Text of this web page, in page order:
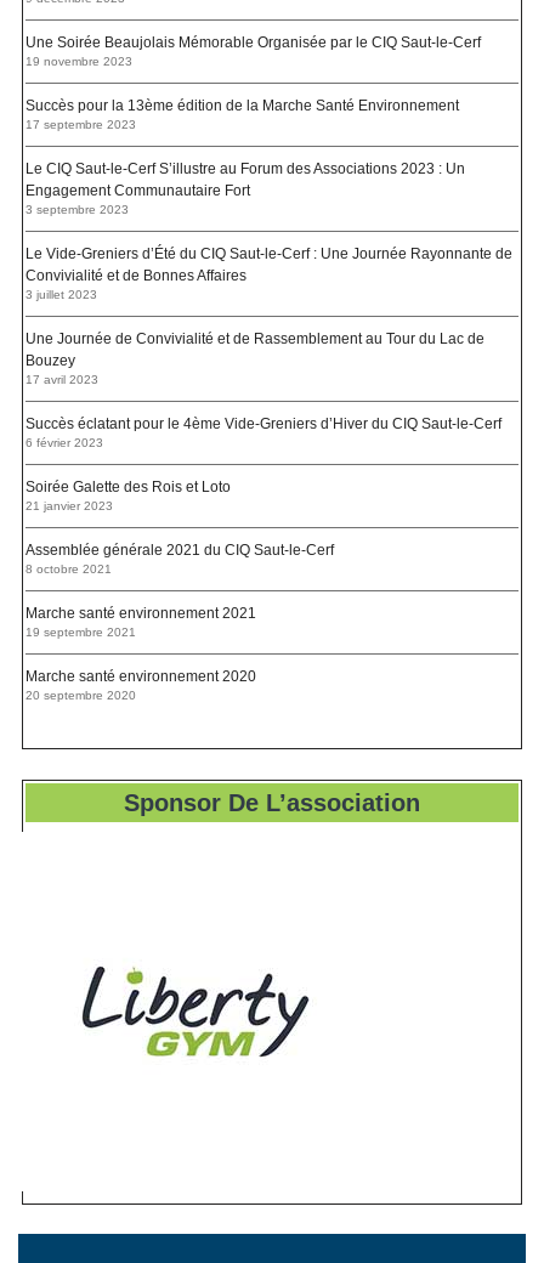
Une Soirée Beaujolais Mémorable Organisée par le CIQ Saut-le-Cerf
19 novembre 2023
Succès pour la 13ème édition de la Marche Santé Environnement
17 septembre 2023
Le CIQ Saut-le-Cerf S’illustre au Forum des Associations 2023 : Un
Engagement Communautaire Fort
3 septembre 2023
Le Vide-Greniers d’Été du CIQ Saut-le-Cerf : Une Journée Rayonnante de
Convivialité et de Bonnes Affaires
3 juillet 2023
Une Journée de Convivialité et de Rassemblement au Tour du Lac de
Bouzey
17 avril 2023
Succès éclatant pour le 4ème Vide-Greniers d’Hiver du CIQ Saut-le-Cerf
6 février 2023
Soirée Galette des Rois et Loto
21 janvier 2023
Assemblée générale 2021 du CIQ Saut-le-Cerf
8 octobre 2021
Marche santé environnement 2021
19 septembre 2021
Marche santé environnement 2020
20 septembre 2020
Sponsor De L’association